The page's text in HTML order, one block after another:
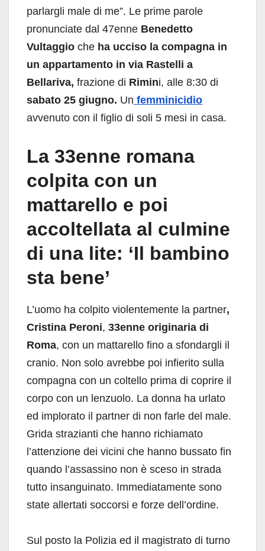
parlargli male di me”. Le prime parole
pronunciate dal 47enne Benedetto
Vultaggio che ha ucciso la compagna in
un appartamento in via Rastelli a
Bellariva, frazione di Rimini, alle 8:30 di
sabato 25 giugno. Un femminicidio
avvenuto con il figlio di soli 5 mesi in casa.
La 33enne romana
colpita con un
mattarello e poi
accoltellata al culmine
di una lite: ‘Il bambino
sta bene’
L’uomo ha colpito violentemente la partner,
Cristina Peroni, 33enne originaria di
Roma, con un mattarello fino a sfondargli il
cranio. Non solo avrebbe poi infierito sulla
compagna con un coltello prima di coprire il
corpo con un lenzuolo. La donna ha urlato
ed implorato il partner di non farle del male.
Grida strazianti che hanno richiamato
l’attenzione dei vicini che hanno bussato fin
quando l’assassino non è sceso in strada
tutto insanguinato. Immediatamente sono
state allertati soccorsi e forze dell’ordine.
Sul posto la Polizia ed il magistrato di turno